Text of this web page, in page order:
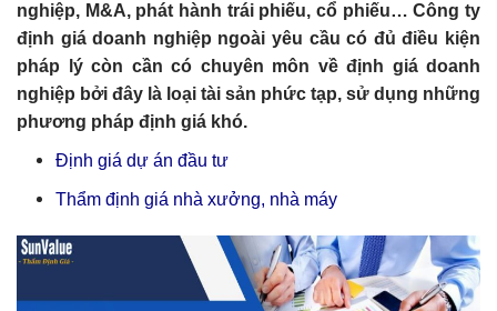
nghiệp, M&A, phát hành trái phiếu, cổ phiếu… Công ty
định giá doanh nghiệp ngoài yêu cầu có đủ điều kiện
pháp lý còn cần có chuyên môn về định giá doanh
nghiệp bởi đây là loại tài sản phức tạp, sử dụng những
phương pháp định giá khó.
Định giá dự án đầu tư
Thẩm định giá nhà xưởng, nhà máy